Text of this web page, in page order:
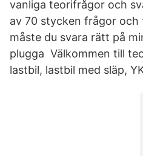
vanliga teorifrågor och
av 70 stycken frågor
måste du svara rätt på
plugga Välkommen till
lastbil, lastbil med släp,